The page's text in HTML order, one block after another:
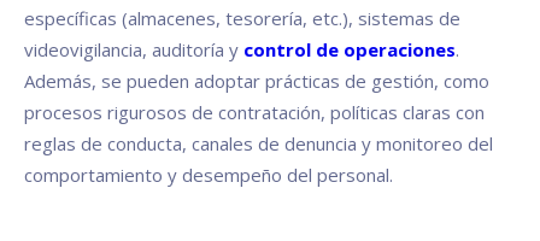
específicas (almacenes, tesorería, etc.), sistemas de
videovigilancia, auditoría y control de operaciones.
Además, se pueden adoptar prácticas de gestión, como
procesos rigurosos de contratación, políticas claras con
reglas de conducta, canales de denuncia y monitoreo del
comportamiento y desempeño del personal.